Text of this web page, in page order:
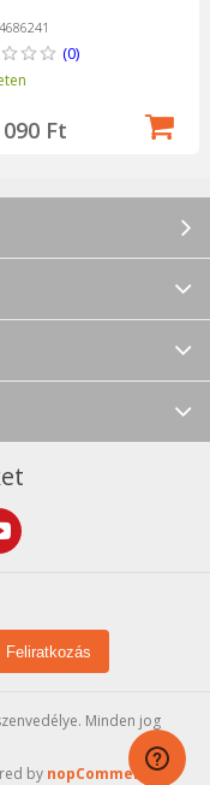
(0)
Ft
Feliratkozás
Minden jog
by nopCommerce.